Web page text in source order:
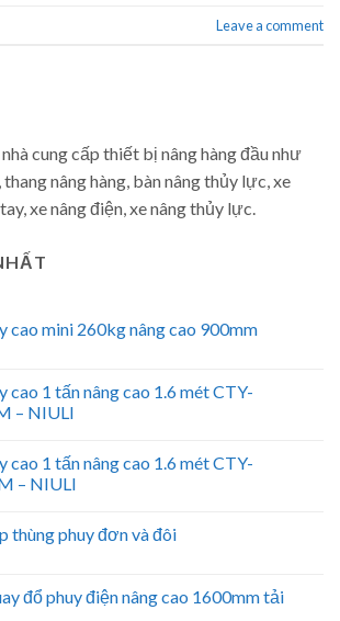
Leave a comment
cung cấp thiết bị nâng hàng đầu như
nâng hàng, bàn nâng thủy lực, xe
xe nâng điện, xe nâng thủy lực.
cao mini 260kg nâng cao 900mm
cao 1 tấn nâng cao 1.6 mét CTY-
– NIULI
cao 1 tấn nâng cao 1.6 mét CTY-
– NIULI
thùng phuy đơn và đôi
đổ phuy điện nâng cao 1600mm tải